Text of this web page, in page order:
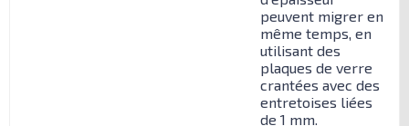
peuvent migrer en
même temps, en
utilisant des
plaques de verre
crantées avec des
entretoises liées
de 1 mm.